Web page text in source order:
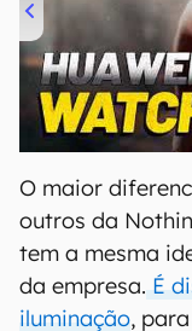
00:00/
O maior
outros da
tem a mesma
da empresa. É
iluminação,